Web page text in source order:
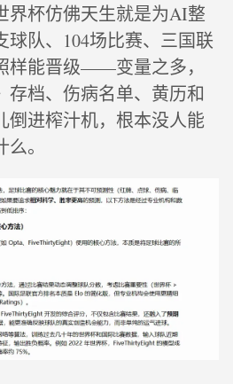
界杯仿佛天生就是为AI整
球队、104场比赛、三国联
样能晋级——变量之多，
存档、伤病名单、黄历和
倒进榨汁机，根本没人能
。